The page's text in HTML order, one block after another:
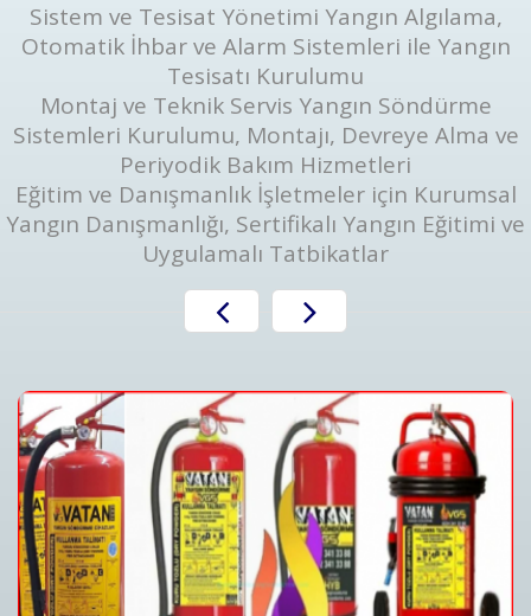
Sistem ve Tesisat Yönetimi Yangın Algılama,
Otomatik İhbar ve Alarm Sistemleri ile Yangın
Tesisatı Kurulumu
Montaj ve Teknik Servis Yangın Söndürme
Sistemleri Kurulumu, Montajı, Devreye Alma ve
Periyodik Bakım Hizmetleri
Eğitim ve Danışmanlık İşletmeler için Kurumsal
Yangın Danışmanlığı, Sertifikalı Yangın Eğitimi ve
Uygulamalı Tatbikatlar
Yangın Dedektörleri & Sensörleri (Duman, Isı, Gaz)
Yangın Dedektörü Çeşitleri ve İhbar Ekipmanları
Detaylar